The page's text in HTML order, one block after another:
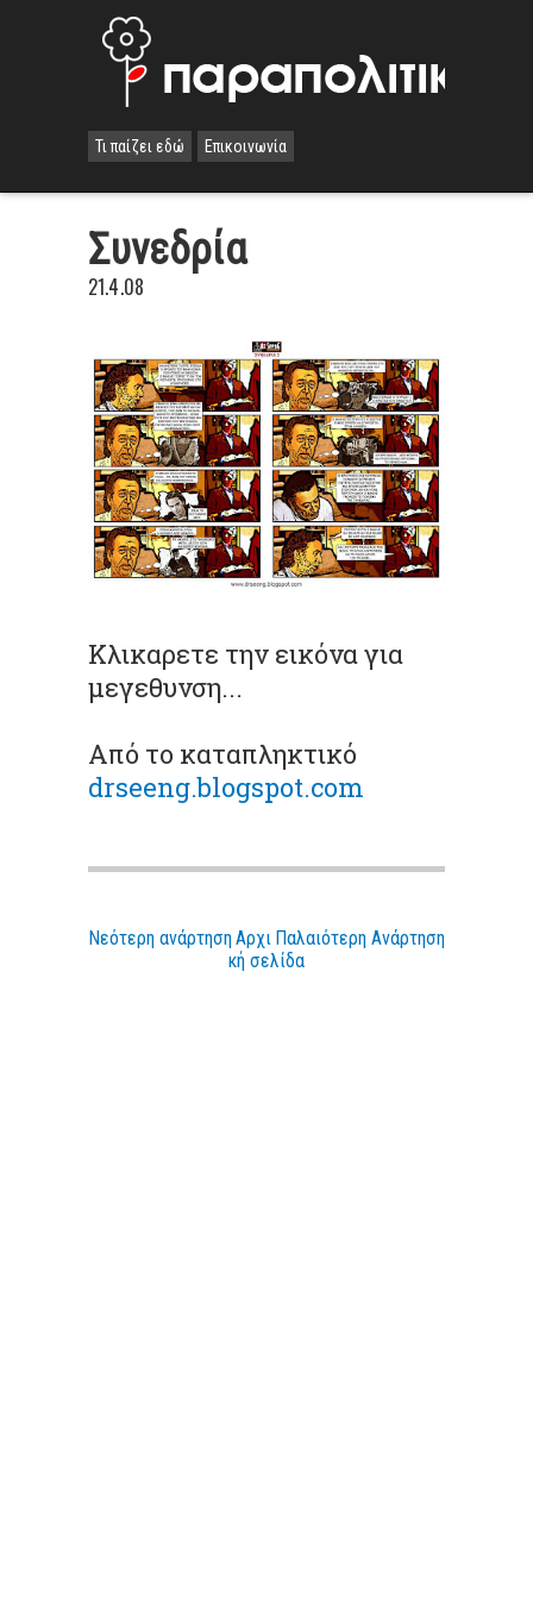
Τι παίζει εδώ Επικοινωνία
Συνεδρία
21.4.08
Κλικαρετε την εικόνα για
μεγεθυνση...
Από το καταπληκτικό
drseeng.blogspot.com
Νεότερη ανάρτηση Παλαιότερη Ανάρτηση
Αρχι
κή σελίδα